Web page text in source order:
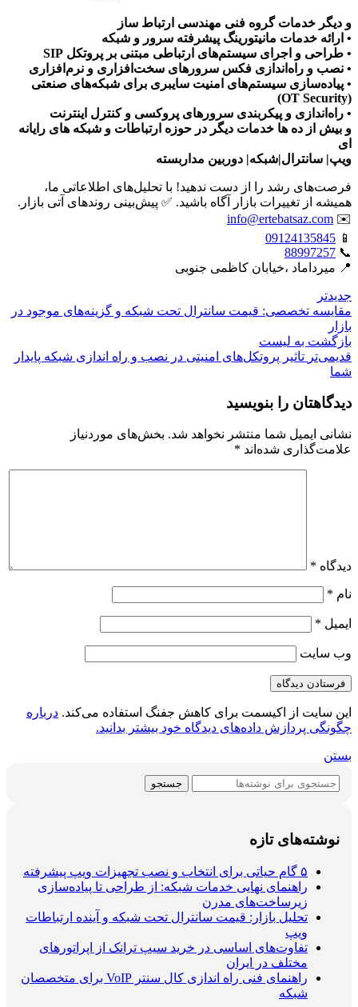
و دیگر خدمات گروه فنی مهندسی ارتباط ساز
• ارائه خدمات مانیتورینگ پیشرفته سرور و شبکه
• طراحی و اجرای سیستم‌های ارتباطی مبتنی بر پروتکل SIP
• نصب و راه‌اندازی فکس سرورهای سخت‌افزاری و نرم‌افزاری
• پیاده‌سازی سیستم‌های امنیت سایبری برای شبکه‌های صنعتی
(OT Security)
• راه‌اندازی و پیکربندی سرورهای پروکسی و کنترل اینترنت
و بیش از ده ها خدمات دیگر در حوزه ارتباطات و شبکه های رایانه
ای
ویپ| سانترال|شبکه| دوربین مداربسته
فرصت‌های رشد را از دست ندهید! با تحلیل‌های اطلاعاتی ما،
همیشه از تغییرات بازار آگاه باشید. ✅ پیش‌بینی روندهای آتی بازار.
✉️
info@ertebatsaz.com
📱
09124135845
📞
88997257
📍 میرداماد ،خیابان کاظمی جنوبی
جدیدتر
مقایسه تخصصی: قیمت سانترال تحت شبکه و گزینه‌های موجود در
بازار
بازگشت بە لیست
قدیمی‌تر تاثیر پروتکل‌های امنیتی در نصب و راه اندازی شبکه پایدار
شما
دیدگاهتان را بنویسید
نشانی ایمیل شما منتشر نخواهد شد. بخش‌های موردنیاز
علامت‌گذاری شده‌اند *
دیدگاه *
نام *
ایمیل *
وب‌ سایت
این سایت از اکیسمت برای کاهش جفنگ استفاده می‌کند. درباره
چگونگی پردازش داده‌های دیدگاه خود بیشتر بدانید.
بستن
جستجو
نوشته‌های تازه
۵ گام حیاتی برای انتخاب و نصب تجهیزات ویپ پیشرفته
راهنمای نهایی خدمات شبکه: از طراحی تا پیاده‌سازی
زیرساخت‌های مدرن
تحلیل بازار: قیمت سانترال تحت شبکه و آینده ارتباطات
ویپ
تفاوت‌های اساسی در خرید سیپ ترانک از اپراتورهای
مختلف در ایران
راهنمای فنی راه اندازی کال سنتر VoIP برای متخصصان
شبکه